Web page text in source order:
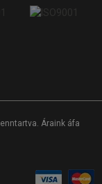
Áraink áfa